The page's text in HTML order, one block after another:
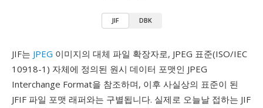
JIF DBK
JIF는 JPEG 이미지의 대체 파일 확장자로, JPEG 표준(ISO/IEC
10918-1) 자체에 정의된 원시 데이터 포맷인 JPEG
Interchange Format을 참조하며, 이후 사실상의 표준이 된
JFIF 파일 포맷 래퍼와는 구별됩니다. 실제로 오늘날 접하는 JIF